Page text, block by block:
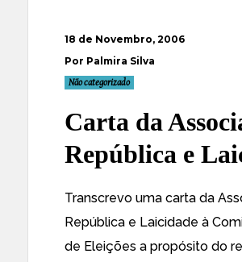
18 de Novembro, 2006
Por Palmira Silva
Não categorizado
Carta da
República e
Transcrevo uma carta da
República e Laicidade à
de Eleições a propósito do